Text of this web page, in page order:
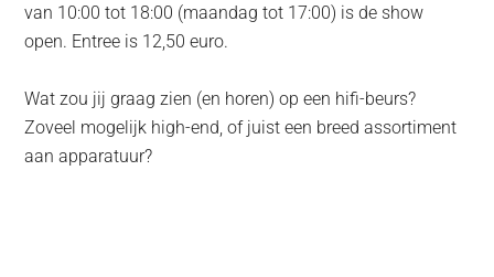
van 10:00 tot 18:00 (maandag tot 17:00) is de show
open. Entree is 12,50 euro.
Wat zou jij graag zien (en horen) op een hifi-beurs?
Zoveel mogelijk high-end, of juist een breed assortiment
aan apparatuur?